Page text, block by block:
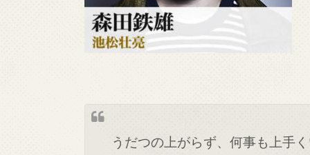
うだつの上がらず、何事も上手